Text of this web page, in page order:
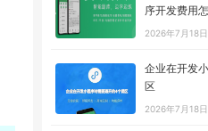
序开发费用
2026年7月18日
企业在开发
区
2026年7月18日